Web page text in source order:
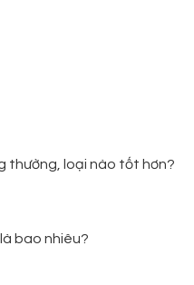
thường, loại nào tốt hơn?
bao nhiêu?